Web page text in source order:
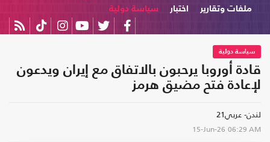
ملفات وتقارير
اختبار سياسة دولية
سياسة دولية
قادة أوروبا يرحبون بالاتفاق مع إيران ويدعون
لإعادة فتح مضيق هرمز
لندن- عربي21
15-Jun-26 06:29 AM